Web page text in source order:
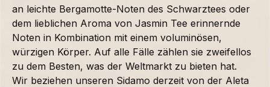
an leichte Bergamotte-Noten des Schwarztees oder
dem lieblichen Aroma von Jasmin Tee erinnernde
Noten in Kombination mit einem voluminösen,
würzigen Körper. Auf alle Fälle zählen sie zweifellos
zu dem Besten, was der Weltmarkt zu bieten hat.
Wir beziehen unseren Sidamo derzeit von der Aleta